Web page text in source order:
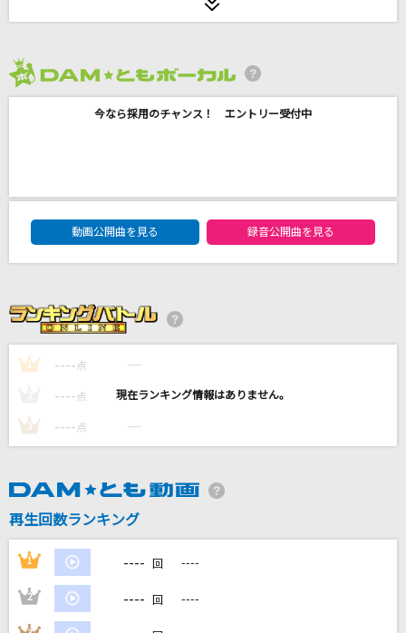
[生音]もう恋なんてしない
槇原敬之(Makihara)
涼宮ハルヒ(CV.平野綾)
ラストノートしか知らない
＝LOVE
Five
電車の窓から
DAMの新曲・ランキングなど
今なら採用のチャンス！ エントリー受付中
DAM★ともボーカルエントリーランキング
動画公開曲を見る
録音公開曲を見る
1 ---- 点 ----
---- 点 ----
3 ---- 点 ----
再生回数ランキング
1 ---- 回 ----
2 ---- 回 ----